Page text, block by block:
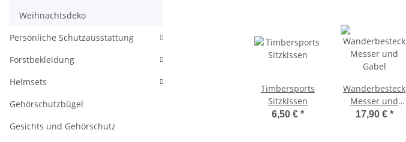
Timbersports
Sitzkissen
6,50 € *
Wanderbesteck
Messer und
Gabel
17,90 € *
Weihnachtsdeko
Persönliche Schutzausstattung
Forstbekleidung
Helmsets
Gehörschutzbügel
Gesichts und Gehörschutz